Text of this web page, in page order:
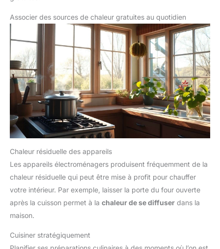
Associer des sources de chaleur gratuites au quotidien
Chaleur résiduelle des appareils
Les appareils électroménagers produisent fréquemment de la
chaleur résiduelle qui peut être mise à profit pour chauffer
votre intérieur. Par exemple, laisser la porte du four ouverte
après la cuisson permet à la chaleur de se diffuser dans la
maison.
Cuisiner stratégiquement